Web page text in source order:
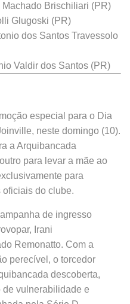
Brischiliari (PR)
Glugoski (PR)
dos Santos Travessolo
Valdir dos Santos (PR)
especial para o Dia
neste domingo (10).
a Arquibancada
para levar a mãe ao
para
do clube.
de ingresso
Irani
Remonatto. Com a
perecível, o torcedor
descoberta,
vulnerabilidade e